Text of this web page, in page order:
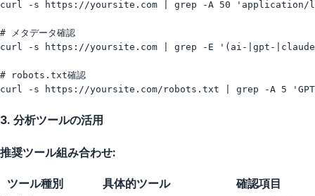
curl -s https://yoursite.com | grep -A 50 'application/
# メタデータ確認
curl -s https://yoursite.com | grep -E '(ai-|gpt-
# robots.txt確認
3. 分析ツールの活用
推奨ツール組み合わせ:
ツール種別 具体的ツール
確認項目